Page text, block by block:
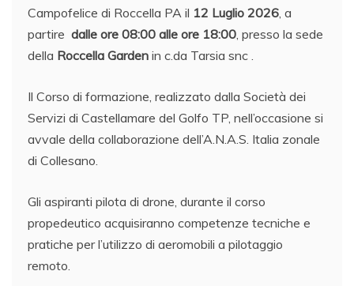
Campofelice di Roccella PA il 12 Luglio 2026, a
partire dalle ore 08:00 alle ore 18:00, presso la sede
della Roccella Garden in c.da Tarsia snc .
Il Corso di formazione, realizzato dalla Società dei
Servizi di Castellamare del Golfo TP, nell’occasione si
avvale della collaborazione dell’A.N.A.S. Italia zonale
di Collesano.
Gli aspiranti pilota di drone, durante il corso
propedeutico acquisiranno competenze tecniche e
pratiche per l’utilizzo di aeromobili a pilotaggio
remoto.